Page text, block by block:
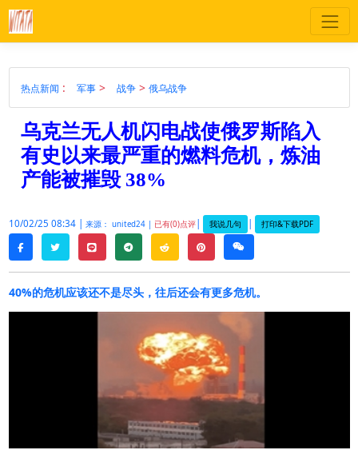
热点新闻 : 军事> 战争 > 俄乌战争
乌克兰无人机闪电战使俄罗斯陷入
有史以来最严重的燃料危机，炼油
产能被摧毁 38%
10/02/25 08:34 | 来源： united24 | 已有(0)点评| 我说几句 | 打印&下载PDF
facebooktwitterline telegramreddit pinterestweixin
40%的危机应该还不是尽头，往后还会有更多危机。